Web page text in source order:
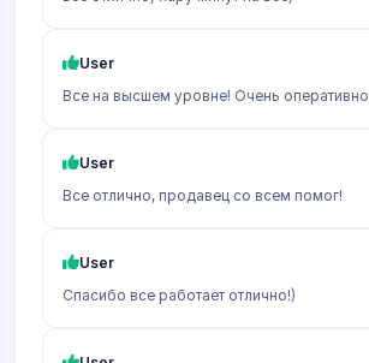
User
Все на высшем уровне! Очень оперативно
User
Все отлично, продавец со всем помог!
User
Спасибо все работает отлично!)